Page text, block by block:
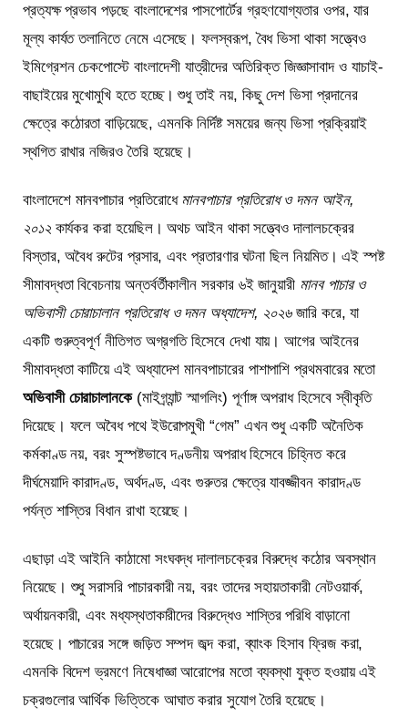
প্রত্যক্ষ প্রভাব পড়ছে বাংলাদেশের পাসপোর্টের গ্রহণযোগ্যতার ওপর, যার
মূল্য কার্যত তলানিতে নেমে এসেছে। ফলস্বরূপ, বৈধ ভিসা থাকা সত্ত্বেও
ইমিগ্রেশন চেকপোস্টে বাংলাদেশী যাত্রীদের অতিরিক্ত জিজ্ঞাসাবাদ ও যাচাই-
বাছাইয়ের মুখোমুখি হতে হচ্ছে। শুধু তাই নয়, কিছু দেশ ভিসা প্রদানের
ক্ষেত্রে কঠোরতা বাড়িয়েছে, এমনকি নির্দিষ্ট সময়ের জন্য ভিসা প্রক্রিয়াই
স্থগিত রাখার নজিরও তৈরি হয়েছে।
বাংলাদেশে মানবপাচার প্রতিরোধে মানবপাচার প্রতিরোধ ও দমন আইন,
২০১২ কার্যকর করা হয়েছিল। অথচ আইন থাকা সত্ত্বেও দালালচক্রের
বিস্তার, অবৈধ রুটের প্রসার, এবং প্রতারণার ঘটনা ছিল নিয়মিত। এই স্পষ্ট
সীমাবদ্ধতা বিবেচনায় অন্তর্বর্তীকালীন সরকার ৬ই জানুয়ারী মানব পাচার ও
অভিবাসী চোরাচালান প্রতিরোধ ও দমন অধ্যাদেশ, ২০২৬জারি করে, যা
একটি গুরুত্বপূর্ণ নীতিগত অগ্রগতি হিসেবে দেখা যায়। আগের আইনের
সীমাবদ্ধতা কাটিয়ে এই অধ্যাদেশ মানবপাচারের পাশাপাশি প্রথমবারের মতো
অভিবাসী চোরাচালানকে(মাইগ্র্যান্ট স্মাগলিং) পূর্ণাঙ্গ অপরাধ হিসেবে স্বীকৃতি
দিয়েছে। ফলে অবৈধ পথে ইউরোপমুখী “গেম” এখন শুধু একটি অনৈতিক
কর্মকাণ্ড নয়, বরং সুস্পষ্টভাবে দণ্ডনীয় অপরাধ হিসেবে চিহ্নিত করে
দীর্ঘমেয়াদি কারাদণ্ড, অর্থদণ্ড, এবং গুরুতর ক্ষেত্রে যাবজ্জীবন কারাদণ্ড
পর্যন্ত শাস্তির বিধান রাখা হয়েছে।
এছাড়া এই আইনি কাঠামো সংঘবদ্ধ দালালচক্রের বিরুদ্ধে কঠোর অবস্থান
নিয়েছে। শুধু সরাসরি পাচারকারী নয়, বরং তাদের সহায়তাকারী নেটওয়ার্ক,
অর্থায়নকারী, এবং মধ্যস্থতাকারীদের বিরুদ্ধেও শাস্তির পরিধি বাড়ানো
হয়েছে। পাচারের সঙ্গে জড়িত সম্পদ জব্দ করা, ব্যাংক হিসাব ফ্রিজ করা,
এমনকি বিদেশ ভ্রমণে নিষেধাজ্ঞা আরোপের মতো ব্যবস্থা যুক্ত হওয়ায় এই
চক্রগুলোর আর্থিক ভিত্তিকে আঘাত করার সুযোগ তৈরি হয়েছে।